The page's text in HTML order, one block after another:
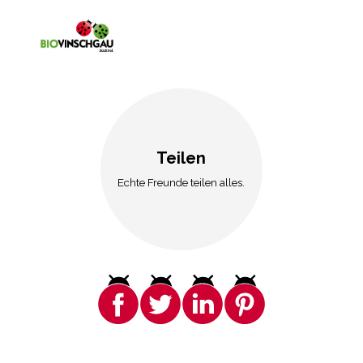
Teilen
Echte Freunde teilen alles.